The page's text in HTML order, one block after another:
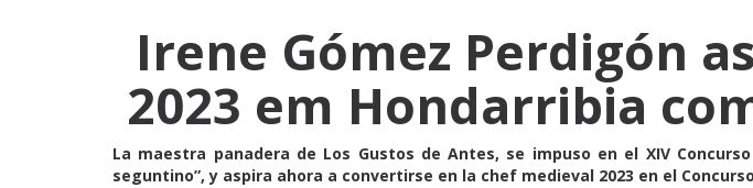
Irene Gómez Perdigón
2023 em Hondarribia
La maestra panadera de Los Gustos de Antes, se impuso en el XIV
seguntino”, y aspira ahora a convertirse en la chef medieval 2023 en el